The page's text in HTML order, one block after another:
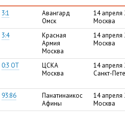
3:1
Авангард
Омск
14 апреля
Москва
3:4
Красная
Армия
Москва
14 апреля
Москва
0:3 ОТ
ЦСКА
Москва
14 апреля
Санкт-
93:86
Панатинаикос
Афины
14 апреля
Москва